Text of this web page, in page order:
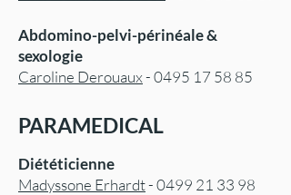
Abdomino-pelvi-périnéale &
sexologie
Caroline Derouaux-0495 17 58 85
PARAMEDICAL
Diététicienne
Madyssone Erhardt-0499 21 33 98